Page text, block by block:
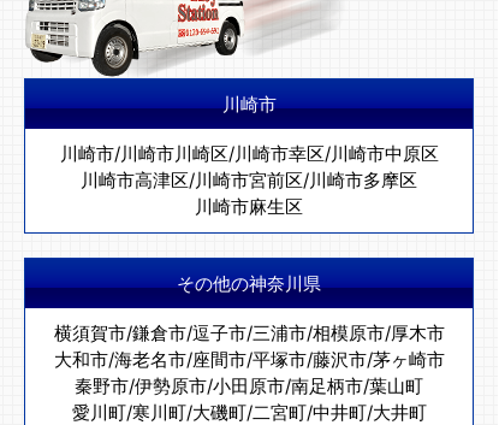
川崎市
川崎市/川崎市川崎区/川崎市幸区/川崎市中原区
川崎市高津区/川崎市宮前区/川崎市多摩区
川崎市麻生区
その他の神奈川県
横須賀市/鎌倉市/逗子市/三浦市/相模原市/厚木市
大和市/海老名市/座間市/平塚市/藤沢市/茅ヶ崎市
秦野市/伊勢原市/小田原市/南足柄市/葉山町
愛川町/寒川町/大磯町/二宮町/中井町/大井町